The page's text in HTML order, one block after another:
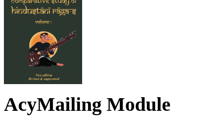
AcyMailing Module